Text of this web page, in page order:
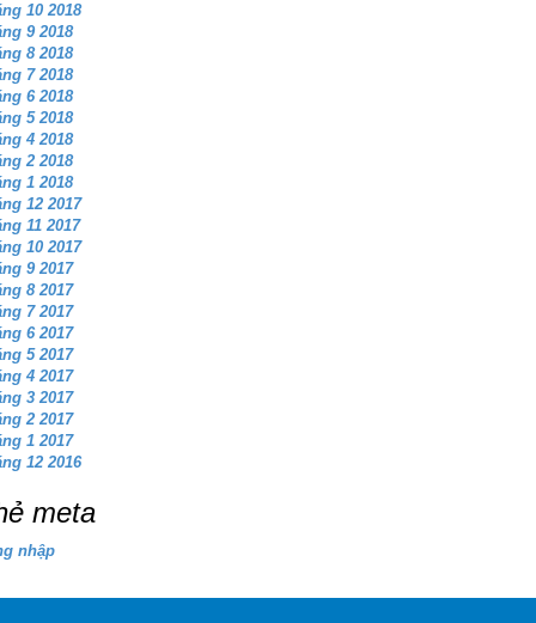
10 2018
9 2018
8 2018
7 2018
6 2018
5 2018
4 2018
2 2018
1 2018
12 2017
11 2017
10 2017
9 2017
8 2017
7 2017
6 2017
5 2017
4 2017
3 2017
2 2017
1 2017
12 2016
meta
nhập